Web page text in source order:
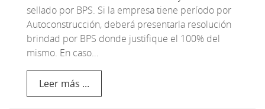
sellado por BPS. Si la empresa tiene período por
Autoconstrucción, deberá presentarla resolución
brindad por BPS donde justifique el 100% del
mismo. En caso…
Leer más ...